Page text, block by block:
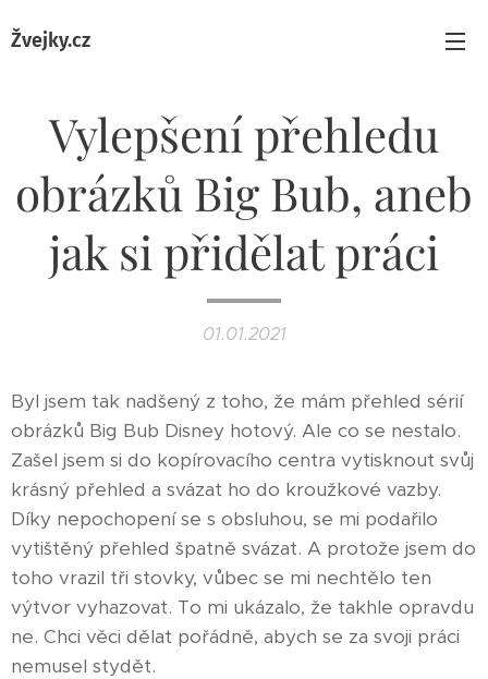
Žvejky.cz
Vylepšení přehledu
obrázků Big Bub, aneb
jak si přidělat práci
01.01.2021
Byl jsem tak nadšený z toho, že mám přehled sérií
obrázků Big Bub Disney hotový. Ale co se nestalo.
Zašel jsem si do kopírovacího centra vytisknout svůj
krásný přehled a svázat ho do kroužkové vazby.
Díky nepochopení se s obsluhou, se mi podařilo
vytištěný přehled špatně svázat. A protože jsem do
toho vrazil tři stovky, vůbec se mi nechtělo ten
výtvor vyhazovat. To mi ukázalo, že takhle opravdu
ne. Chci věci dělat pořádně, abych se za svoji práci
nemusel stydět.